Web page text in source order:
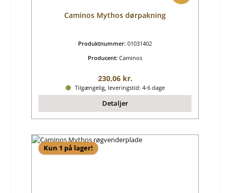
Caminos Mythos dørpakning
Produktnummer: 01031402
Producent: Caminos
Almindelig pris:
230,06 kr.
Tilgængelig, leveringstid: 4-6 dage
Detaljer
Kun 1 på lager!